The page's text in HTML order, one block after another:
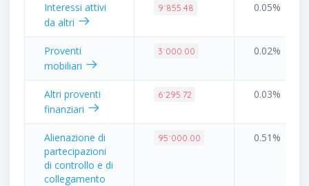
Interessi attivi
da altri
9˙855.48 0.05%
Proventi
mobiliari
3˙000.00 0.02%
Altri proventi
finanziari
6˙295.72 0.03%
Alienazione di
partecipazioni
di controllo e di
collegamento
95˙000.00 0.51%